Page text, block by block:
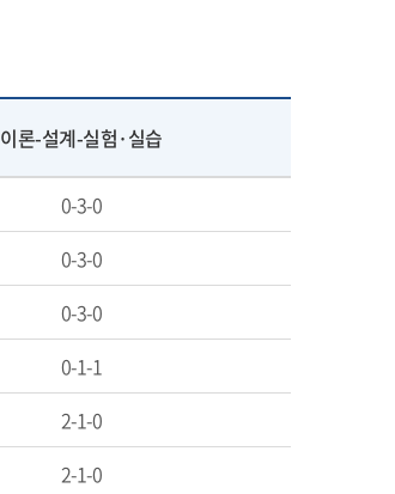
이론-설계-실험·실습
0-3-0
0-3-0
0-3-0
0-1-1
2-1-0
2-1-0